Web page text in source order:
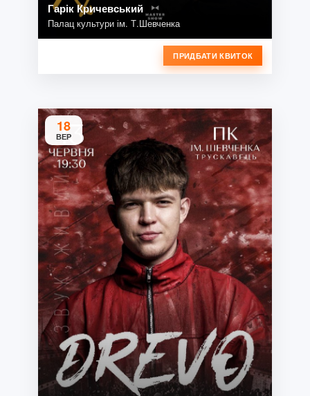
Гарік Кричевський
Палац культури ім. Т.Шевченка
ПРИДБАТИ КВИТОК
18
ВЕР